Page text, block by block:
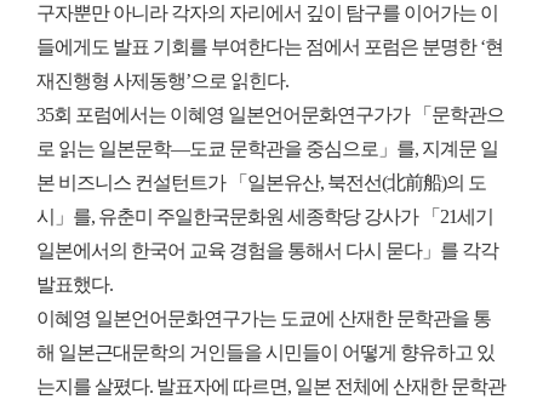
구자뿐만 아니라 각자의 자리에서 깊이 탐구를 이어가는 이
들에게도 발표 기회를 부여한다는 점에서 포럼은 분명한 ‘현
재진행형 사제동행’으로 읽힌다.
35회 포럼에서는 이혜영 일본언어문화연구가가 「문학관으
로 읽는 일본문학―도쿄 문학관을 중심으로」를, 지계문 일
본 비즈니스 컨설턴트가 「일본유산, 북전선(北前船)의 도
시」를, 유춘미 주일한국문화원 세종학당 강사가 「21세기
일본에서의 한국어 교육 경험을 통해서 다시 묻다」를 각각
발표했다.
이혜영 일본언어문화연구가는 도쿄에 산재한 문학관을 통
해 일본근대문학의 거인들을 시민들이 어떻게 향유하고 있
는지를 살폈다. 발표자에 따르면, 일본 전체에 산재한 문학관